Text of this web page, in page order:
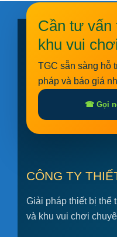
Cần tư vấn
khu vui
TGC sẵn sàng hỗ
pháp và báo giá
☎ Gọi
CÔNG TY
Giải pháp thiết bị thể
và khu vui chơi